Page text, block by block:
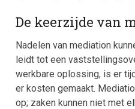
De keerzijde van
Nadelen van mediation
leidt tot een
werkbare oplossing, is er
er kosten gemaakt.
op; zaken kunnen niet met